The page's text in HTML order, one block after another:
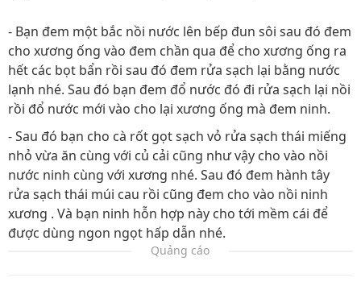
- Bạn đem một bắc nồi nước lên bếp đun sôi sau đó đem
cho xương ống vào đem chần qua để cho xương ống ra
hết các bọt bẩn rồi sau đó đem rửa sạch lại bằng nước
lạnh nhé. Sau đó bạn đem đổ nước đó đi rửa sạch lại nồi
rồi đổ nước mới vào cho lại xương ống mà đem ninh.
- Sau đó bạn cho cà rốt gọt sạch vỏ rửa sạch thái miếng
nhỏ vừa ăn cùng với củ cải cũng như vậy cho vào nồi
nước ninh cùng với xương nhé. Sau đó đem hành tây
rửa sạch thái múi cau rồi cũng đem cho vào nồi ninh
xương . Và bạn ninh hỗn hợp này cho tới mềm cái để
được dùng ngon ngọt hấp dẫn nhé.
Quảng cáo